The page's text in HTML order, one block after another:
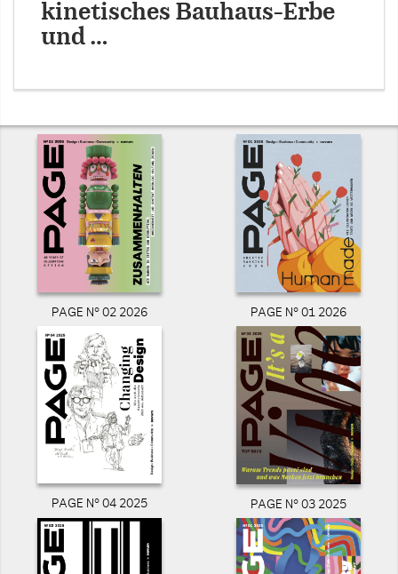
kinetisches Bauhaus-Erbe
und …
PAGE N° 02 2026 PAGE N° 01 2026
PAGE N° 04 2025 PAGE N° 03 2025